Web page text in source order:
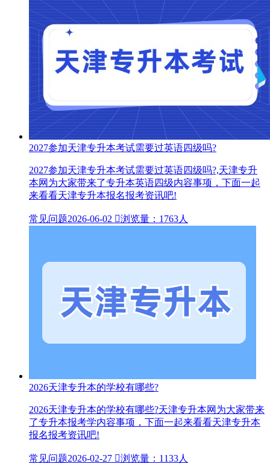
2027参加天津专升本考试需要过英语四级吗?
2027参加天津专升本考试需要过英语四级吗?,天津专升
本网为大家带来了专升本英语四级内容事项，下面一起
来看看天津专升本报名报考资讯吧!
常见问题2026-06-02 浏览量：1763人
2026天津专升本的学校有哪些?
2026天津专升本的学校有哪些?天津专升本网为大家带来
了专升本报考学内容事项，下面一起来看看天津专升本
报名报考资讯吧!
常见问题2026-02-27 浏览量：1133人